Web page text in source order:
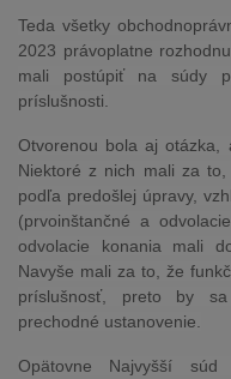
Teda všetky
2023 právoplatne
mali postúpiť na súdy
príslušnosti.
Otvorenou bola aj otázka,
Niektoré z nich mali za
podľa predošlej úpravy,
(prvoinštančné a
odvolacie konania mali
Navyše mali za to, že
príslušnosť, preto by
prechodné ustanovenie.
Opätovne Najvyšší